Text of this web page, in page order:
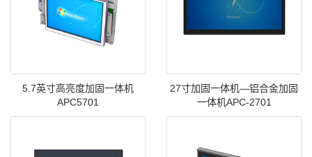
5.7英寸高亮度加固一体机
APC5701
27寸加固一体机—铝合金加固
一体机APC-2701